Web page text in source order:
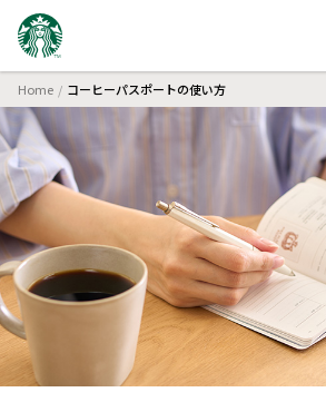
Home コーヒーパスポートの使い方